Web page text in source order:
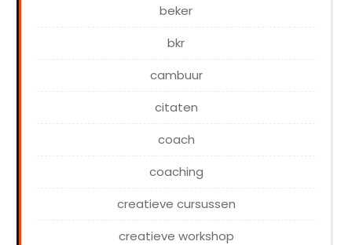
beker
bkr
cambuur
citaten
coach
coaching
creatieve cursussen
creatieve workshop